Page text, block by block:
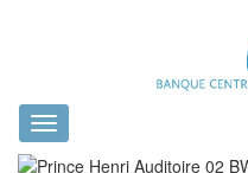
Toggle
navigation